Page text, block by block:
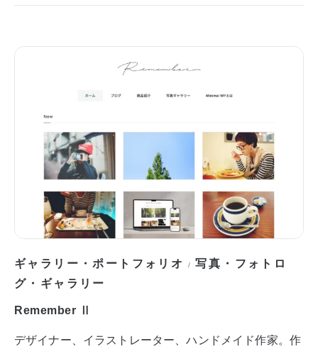
ギャラリー・ポートフォリオ /写真・フォトロ
グ・ギャラリー
Remember Ⅱ
デザイナー、イラストレーター、ハンドメイド作家。作